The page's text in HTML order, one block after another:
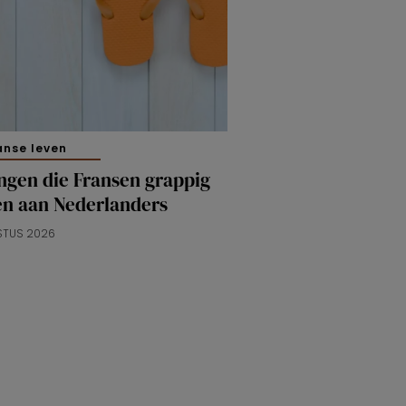
leven
die Fransen grappig
aan Nederlanders
2026